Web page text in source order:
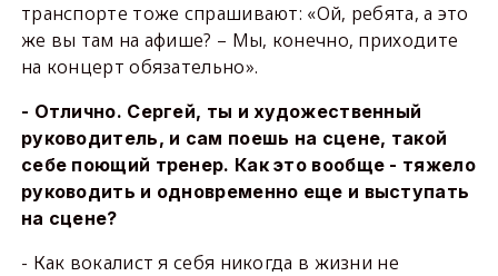
транспорте тоже спрашивают: «Ой, ребята, а это
же вы там на афише? – Мы, конечно, приходите
на концерт обязательно».
- Отлично. Сергей, ты и художественный
руководитель, и сам поешь на сцене, такой
себе поющий тренер. Как это вообще - тяжело
руководить и одновременно еще и выступать
на сцене?
- Как вокалист я себя никогда в жизни не